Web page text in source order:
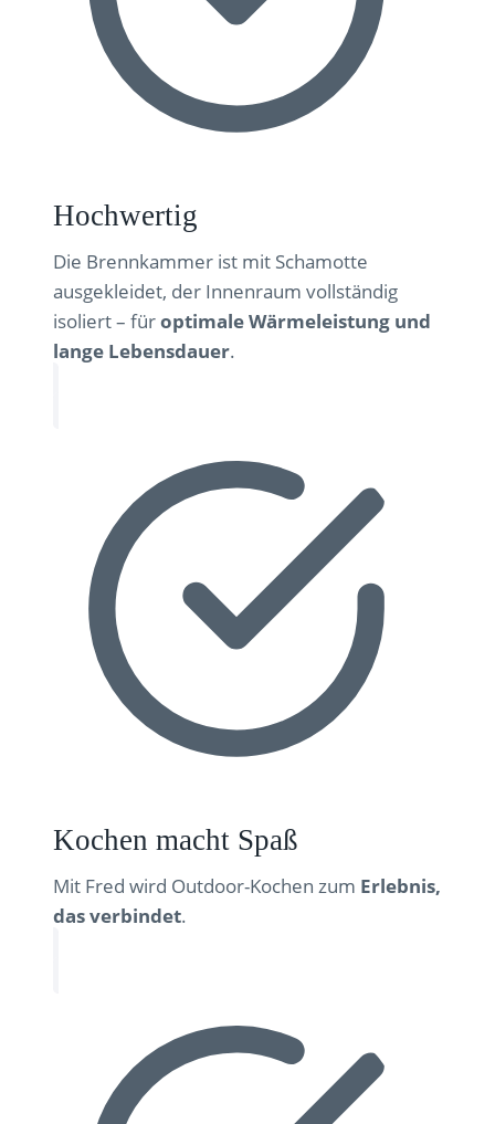
Hochwertig
Die Brennkammer ist mit Schamotte
ausgekleidet, der Innenraum vollständig
isoliert – füroptimale Wärmeleistung und
lange Lebensdauer.
Kochen macht Spaß
Mit Fred wird Outdoor-Kochen zum Erlebnis,
das verbindet.